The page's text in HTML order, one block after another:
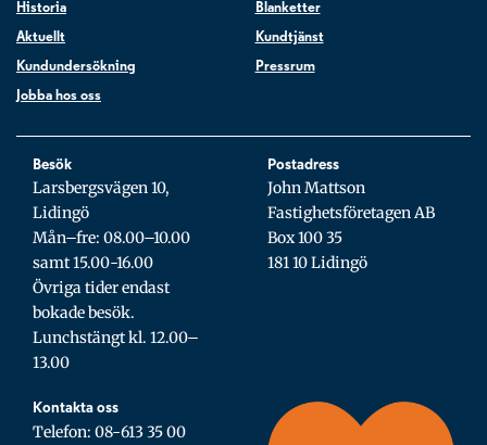
Historia
Aktuellt
Kundundersökning
Jobba hos oss
Blanketter
Kundtjänst
Pressrum
Besök
Larsbergsvägen 10,
Lidingö
Mån–fre: 08.00–10.00
samt 15.00-16.00
Övriga tider endast
bokade besök.
Lunchstängt kl. 12.00–
13.00
Postadress
John Mattson
Fastighetsföretagen AB
Box 100 35
181 10 Lidingö
Kontakta oss
Telefon: 08-613 35 00